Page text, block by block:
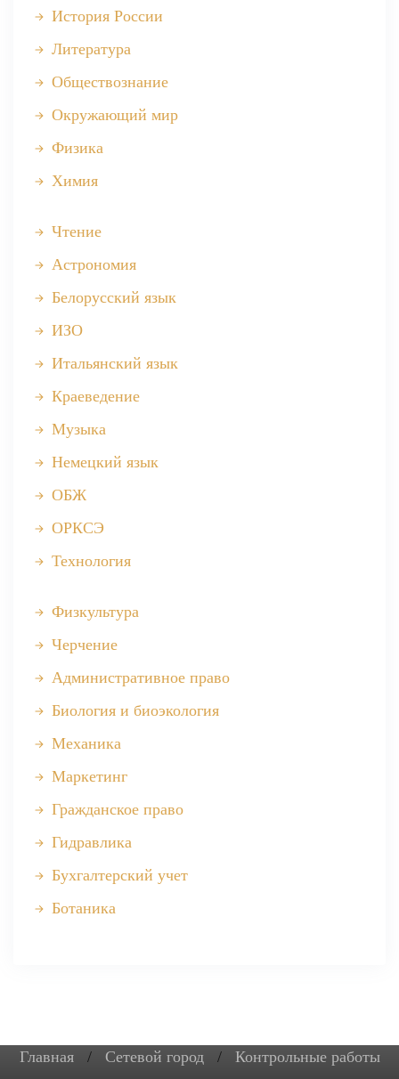
История России
Литература
Обществознание
Окружающий мир
Физика
Химия
Чтение
Астрономия
Белорусский язык
ИЗО
Итальянский язык
Краеведение
Музыка
Немецкий язык
ОБЖ
ОРКСЭ
Технология
Физкультура
Черчение
Административное право
Биология и биоэкология
Механика
Маркетинг
Гражданское право
Гидравлика
Бухгалтерский учет
Ботаника
Главная / Сетевой город / Контрольные работы